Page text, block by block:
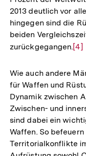
2013 deutlich vor
hingegen sind die
beiden
zurückgegangen.Zur
der
[4]
Wie auch andere
für Waffen und
Dynamik zwischen
Zwischen- und
sind dabei ein
Waffen. So
Territorialkonflikte